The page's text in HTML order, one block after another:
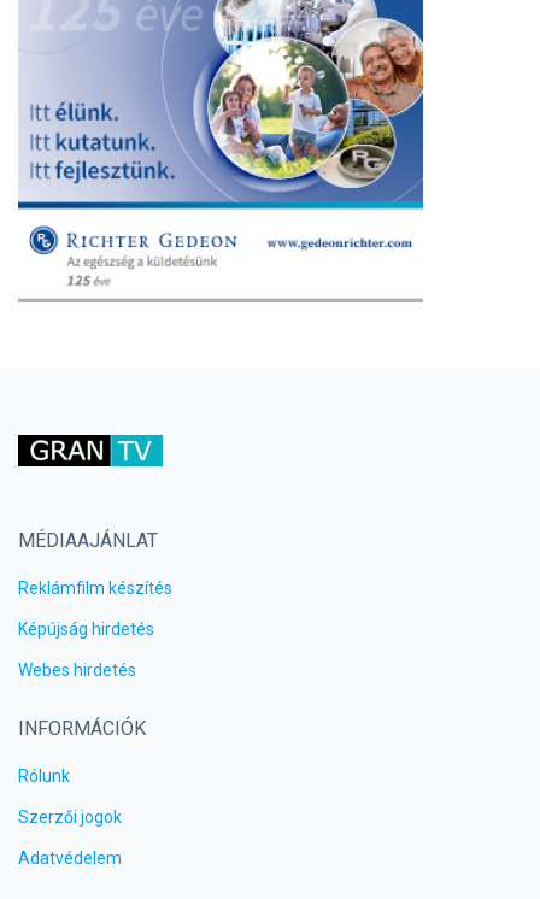
MÉDIAAJÁNLAT
Reklámfilm készítés
Képújság hirdetés
Webes hirdetés
INFORMÁCIÓK
Rólunk
Szerzői jogok
Adatvédelem